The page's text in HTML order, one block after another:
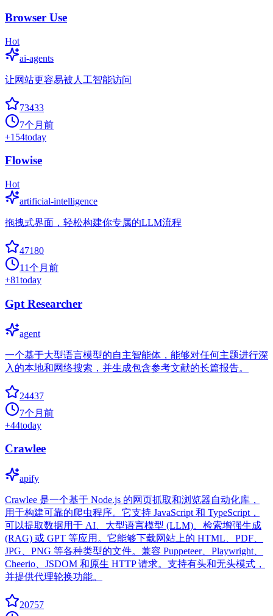
Browser Use
Hot
ai-agents
让网站更容易被人工智能访问
73433
7个月前
+154today
Flowise
Hot
artificial-intelligence
拖拽式界面，轻松构建你专属的LLM流程
47180
11个月前
+81today
Gpt Researcher
agent
一个基于大型语言模型的自主智能体，能够对任何主题进行深
入的本地和网络搜索，并生成包含参考文献的长篇报告。
24437
7个月前
+44today
Crawlee
apify
Crawlee 是一个基于 Node.js 的网页抓取和浏览器自动化库，
用于构建可靠的爬虫程序。它支持 JavaScript 和 TypeScript，
可以提取数据用于 AI、大型语言模型 (LLM)、检索增强生成
(RAG) 或 GPT 等应用。它能够下载网站上的 HTML、PDF、
JPG、PNG 等各种类型的文件。兼容 Puppeteer、Playwright、
Cheerio、JSDOM 和原生 HTTP 请求。支持有头和无头模式，
并提供代理轮换功能。
20757